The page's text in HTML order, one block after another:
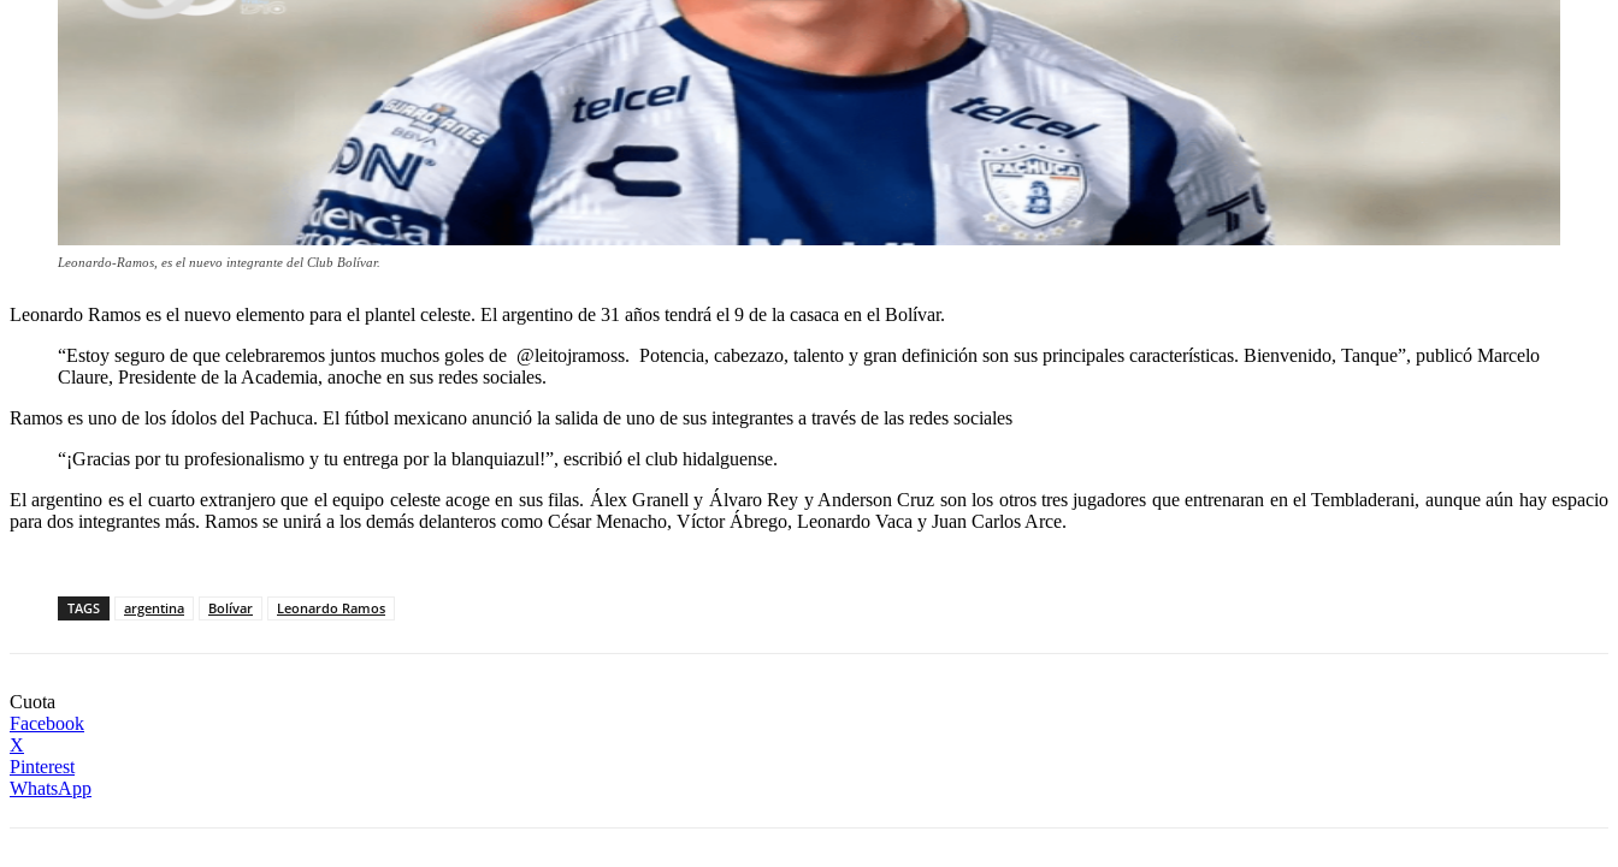
Leonardo-Ramos, es el nuevo integrante del Club Bolívar.
Leonardo Ramos es el nuevo elemento para el plantel celeste. El argentino de 31 años tendrá el 9 de la casaca en el Bolívar.
“Estoy seguro de que celebraremos juntos muchos goles de @leitojramoss. Potencia, cabezazo, talento y gran definición son sus principales características. Bienvenido, Tanque”, publicó Marcelo
Claure, Presidente de la Academia, anoche en sus redes sociales.
Ramos es uno de los ídolos del Pachuca. El fútbol mexicano anunció la salida de uno de sus integrantes a través de las redes sociales
“¡Gracias por tu profesionalismo y tu entrega por la blanquiazul!”, escribió el club hidalguense.
El argentino es el cuarto extranjero que el equipo celeste acoge en sus filas. Álex Granell y Álvaro Rey y Anderson Cruz son los otros tres jugadores que entrenaran en el Tembladerani, aunque aún hay espacio
para dos integrantes más. Ramos se unirá a los demás delanteros como César Menacho, Víctor Ábrego, Leonardo Vaca y Juan Carlos Arce.
TAGS argentina Bolívar Leonardo Ramos
Cuota
Facebook
X
Pinterest
WhatsApp